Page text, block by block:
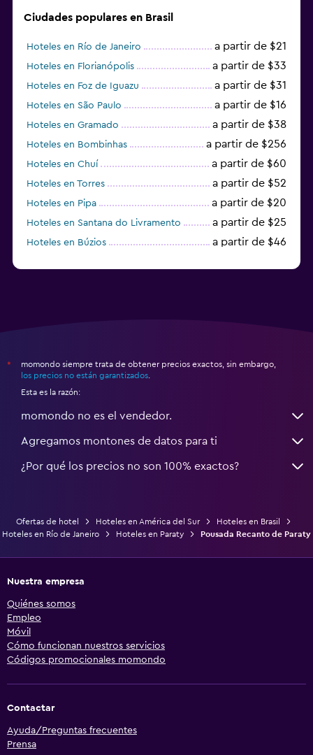
Ciudades populares en Brasil
Hoteles en Río de Janeiro a partir de $21
Hoteles en Florianópolis a partir de $33
Hoteles en Foz de Iguazu a partir de $31
Hoteles en São Paulo a partir de $16
Hoteles en Gramado a partir de $38
Hoteles en Bombinhas a partir de $256
Hoteles en Chuí a partir de $60
Hoteles en Torres a partir de $52
Hoteles en Pipa a partir de $20
Hoteles en Santana do Livramento a partir de $25
Hoteles en Búzios a partir de $46
*
momondo siempre trata de obtener precios exactos, sin embargo,
los precios no están garantizados
Esta es la razón:
momondo no es el vendedor.
Agregamos montones de datos para ti
¿Por qué los precios no son 100% exactos?
Ofertas de hotel Hoteles en América del Sur
Hoteles en Brasil
Hoteles en Río de Janeiro
Hoteles en Paraty Pousada Recanto de Paraty
Nuestra empresa
Quiénes somos
Empleo
Móvil
Cómo funcionan nuestros servicios
Códigos promocionales momondo
Contactar
Ayuda/Preguntas frecuentes
Prensa